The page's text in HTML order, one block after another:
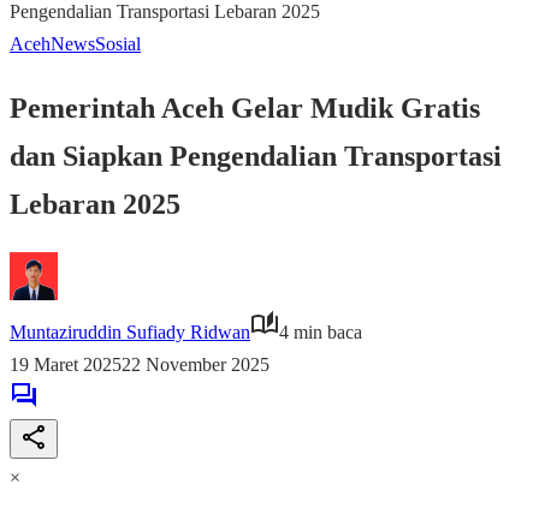
Pengendalian Transportasi Lebaran 2025
AcehNewsSosial
Pemerintah Aceh Gelar Mudik Gratis
dan Siapkan Pengendalian Transportasi
Lebaran 2025
Muntaziruddin Sufiady Ridwan
4 min baca
19 Maret 202522 November 2025
×